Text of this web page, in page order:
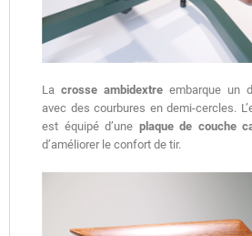
La crosse ambidextre embarque un
avec des courbures en demi-cercles.
est équipé d’une plaque de couche
d’améliorer le confort de tir.